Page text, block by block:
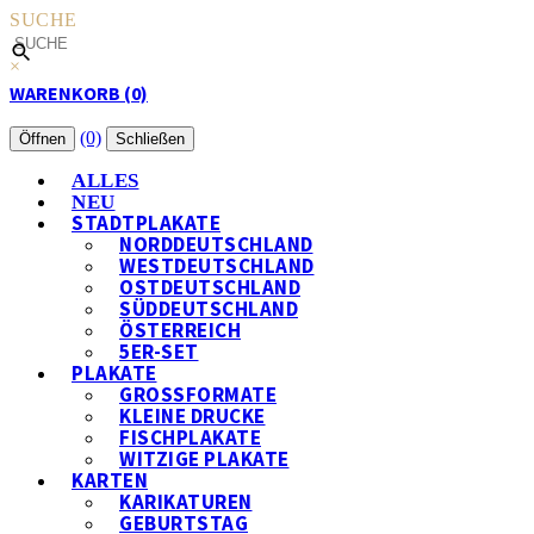
SUCHE
×
WARENKORB (0)
Öffnen (0) Schließen
ALLES
NEU
STADTPLAKATE
NORDDEUTSCHLAND
WESTDEUTSCHLAND
OSTDEUTSCHLAND
SÜDDEUTSCHLAND
ÖSTERREICH
5ER-SET
PLAKATE
GROSSFORMATE
KLEINE DRUCKE
FISCHPLAKATE
WITZIGE PLAKATE
KARTEN
KARIKATUREN
GEBURTSTAG